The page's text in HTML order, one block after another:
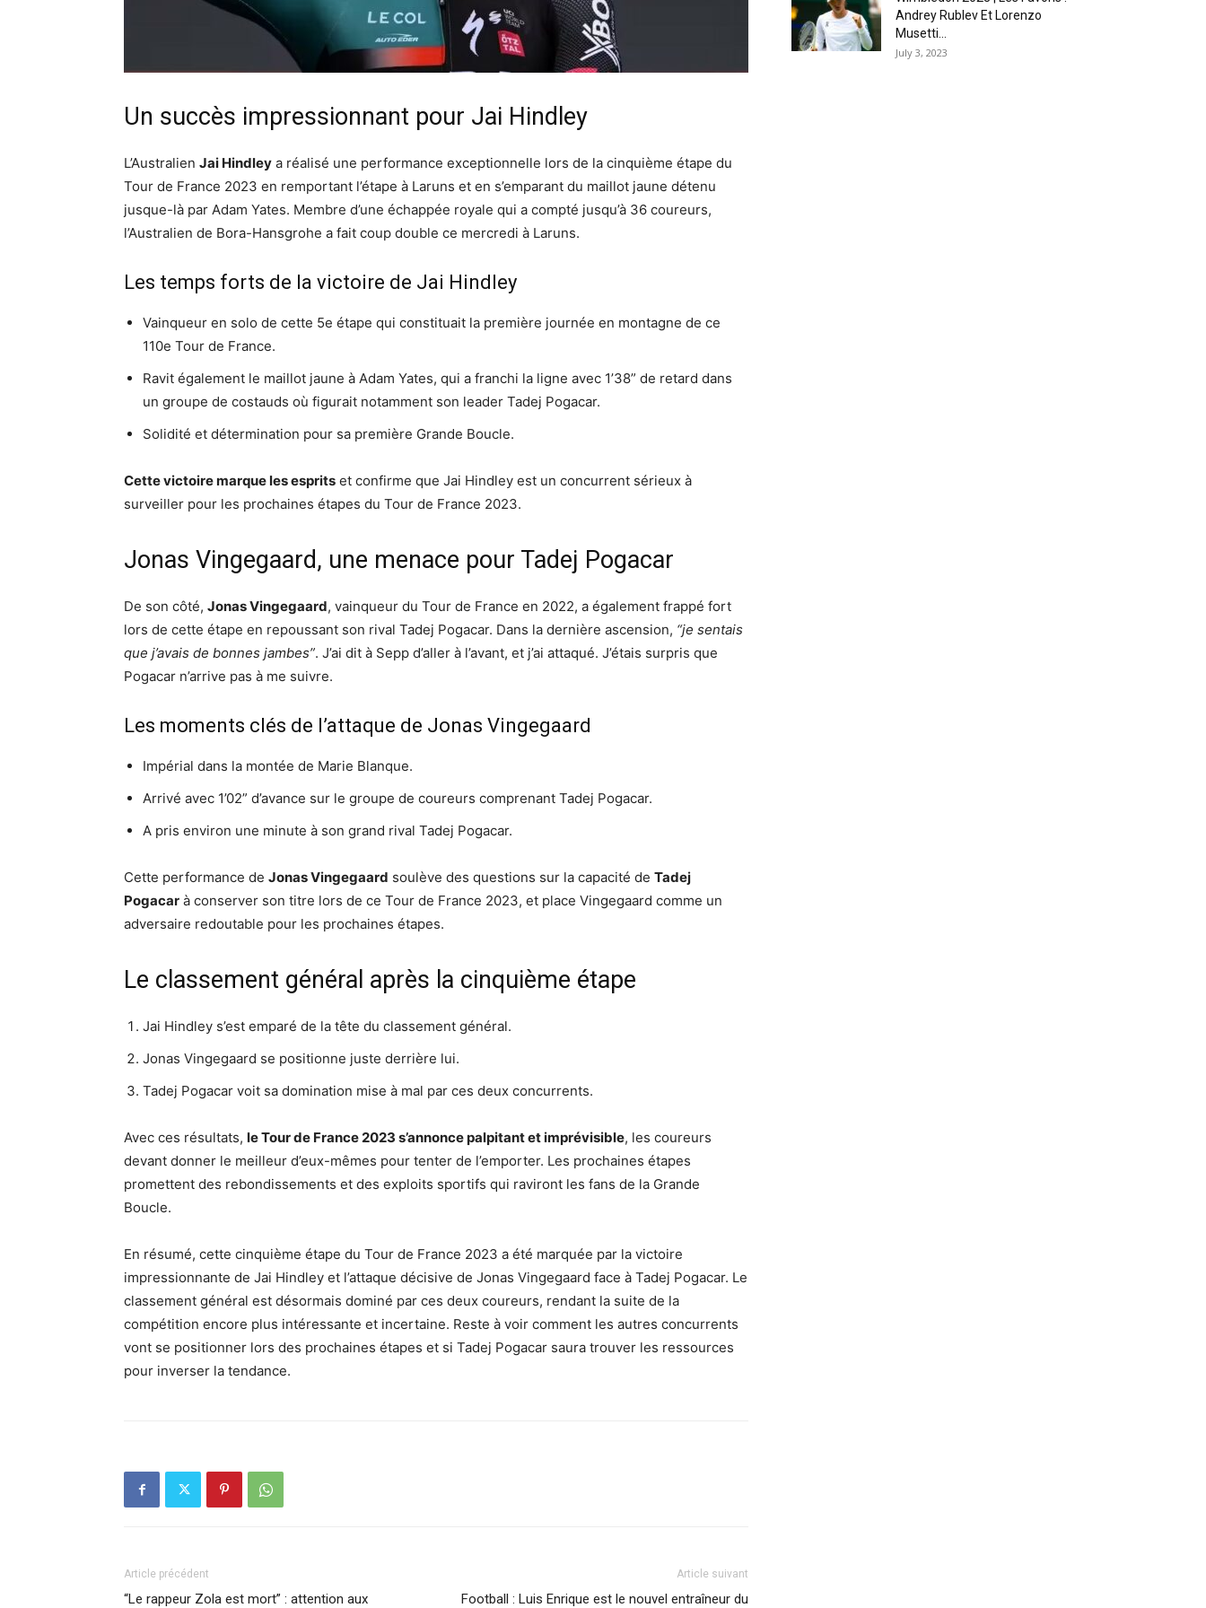
Un succès impressionnant pour Jai Hindley
L’Australien Jai Hindley a réalisé une performance exceptionnelle lors de la cinquième étape du
Tour de France 2023 en remportant l’étape à Laruns et en s’emparant du maillot jaune détenu
jusque-là par Adam Yates. Membre d’une échappée royale qui a compté jusqu’à 36 coureurs,
l’Australien de Bora-Hansgrohe a fait coup double ce mercredi à Laruns.
Les temps forts de la victoire de Jai Hindley
Vainqueur en solo de cette 5e étape qui constituait la première journée en montagne de ce
110e Tour de France.
Ravit également le maillot jaune à Adam Yates, qui a franchi la ligne avec 1’38” de retard dans
un groupe de costauds où figurait notamment son leader Tadej Pogacar.
Solidité et détermination pour sa première Grande Boucle.
Cette victoire marque les esprits et confirme que Jai Hindley est un concurrent sérieux à
surveiller pour les prochaines étapes du Tour de France 2023.
Jonas Vingegaard, une menace pour Tadej Pogacar
De son côté, Jonas Vingegaard, vainqueur du Tour de France en 2022, a également frappé fort
lors de cette étape en repoussant son rival Tadej Pogacar. Dans la dernière ascension, “je sentais
que j’avais de bonnes jambes”. J’ai dit à Sepp d’aller à l’avant, et j’ai attaqué. J’étais surpris que
Pogacar n’arrive pas à me suivre.
Les moments clés de l’attaque de Jonas Vingegaard
Impérial dans la montée de Marie Blanque.
Arrivé avec 1’02” d’avance sur le groupe de coureurs comprenant Tadej Pogacar.
A pris environ une minute à son grand rival Tadej Pogacar.
Cette performance de Jonas Vingegaard soulève des questions sur la capacité de Tadej
Pogacar à conserver son titre lors de ce Tour de France 2023, et place Vingegaard comme un
adversaire redoutable pour les prochaines étapes.
Le classement général après la cinquième étape
Jai Hindley s’est emparé de la tête du classement général.
Jonas Vingegaard se positionne juste derrière lui.
Tadej Pogacar voit sa domination mise à mal par ces deux concurrents.
Avec ces résultats, le Tour de France 2023 s’annonce palpitant et imprévisible, les coureurs
devant donner le meilleur d’eux-mêmes pour tenter de l’emporter. Les prochaines étapes
promettent des rebondissements et des exploits sportifs qui raviront les fans de la Grande
Boucle.
En résumé, cette cinquième étape du Tour de France 2023 a été marquée par la victoire
impressionnante de Jai Hindley et l’attaque décisive de Jonas Vingegaard face à Tadej Pogacar. Le
classement général est désormais dominé par ces deux coureurs, rendant la suite de la
compétition encore plus intéressante et incertaine. Reste à voir comment les autres concurrents
vont se positionner lors des prochaines étapes et si Tadej Pogacar saura trouver les ressources
pour inverser la tendance.
Article précédent
“Le rappeur Zola est mort” : attention aux
Article suivant
Football : Luis Enrique est le nouvel entraîneur du
Andrey Rublev Et Lorenzo
Musetti...
July 3, 2023